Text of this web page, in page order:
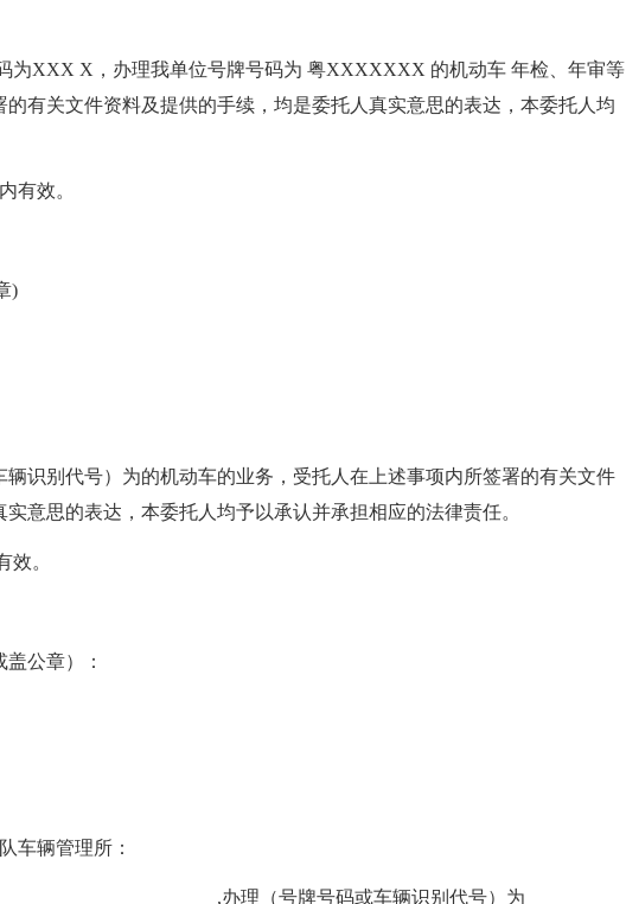
为XXX X，办理我单位号牌号码为 粤XXXXXXX 的机动车 年检、年审等
有关文件资料及提供的手续，均是委托人真实意思的表达，本委托人均
有效。
)
识别代号）为的机动车的业务，受托人在上述事项内所签署的有关文件
意思的表达，本委托人均予以承认并承担相应的法律责任。
效。
公章）：
车辆管理所：
办理（号牌号码或车辆识别代号）为